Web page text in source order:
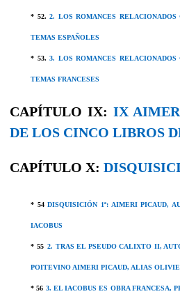
* 52. 2. LOS ROMANCES RELACIONADOS
TEMAS ESPAÑOLES
* 53. 3. LOS ROMANCES RELACIONADOS
TEMAS FRANCESES
CAPÍTULO IX: IX
DE LOS CINCO LIBROS
CAPÍTULO X:
* 54 DISQUISICIÓN 1ª: AIMERI PICAUD,
IACOBUS
* 55 2. TRAS EL PSEUDO CALIXTO II,
POITEVINO AIMERI PICAUD, ALIAS
* 56 3. EL IACOBUS ES OBRA FRANCESA,